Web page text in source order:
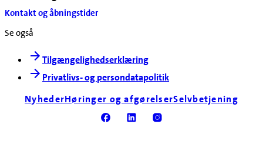
Kontakt og åbningstider
Se også
Tilgængelighedserklæring
Privatlivs- og persondatapolitik
NyhederHøringer og afgørelserSelvbetjening